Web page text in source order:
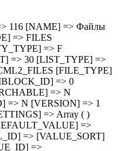
116 [NAME] => Файлы
=> FILES
=> F
=> 30 [LIST_TYPE] =>
[FILE_TYPE]
=> 0
=> N
=> N [VERSION] => 1
=> Array ( )
=>
=> [VALUE_SORT]
=>